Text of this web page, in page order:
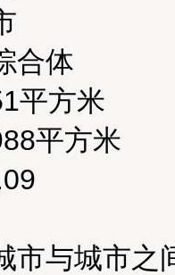
合体
平方米
平方米
市与城市之